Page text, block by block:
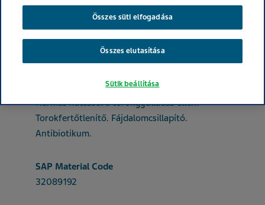
Hármas hatással a torokgyulladás ellen!
Torokfertőtlenítő. Fájdalomcsillapító.
Antibiotikum.
SAP Material Code
32089192
Összes süti elfogadása
Összes elutasítása
Sütik beállítása